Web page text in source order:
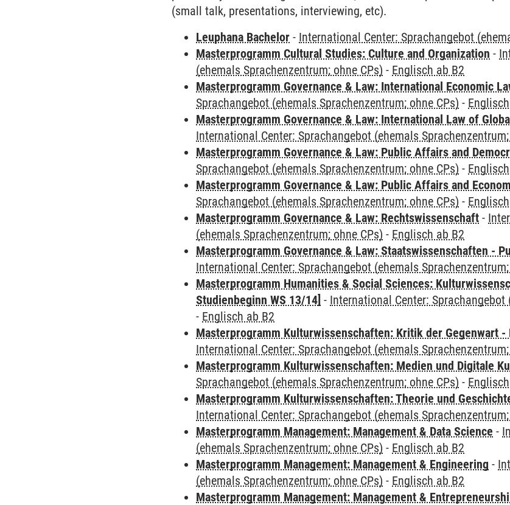
(small talk, presentations, interviewing, etc).
Leuphana Bachelor - International Center: Sprachangebot
Masterprogramm Cultural Studies: Culture and Organization -
(ehemals Sprachenzentrum; ohne CPs) - Englisch ab B2
Masterprogramm Governance & Law: International Economic
Sprachangebot (ehemals Sprachenzentrum; ohne CPs) -
Masterprogramm Governance & Law: International Law of
International Center: Sprachangebot (ehemals
Masterprogramm Governance & Law: Public Affairs and
Sprachangebot (ehemals Sprachenzentrum; ohne CPs) -
Masterprogramm Governance & Law: Public Affairs and
Sprachangebot (ehemals Sprachenzentrum; ohne CPs) -
Masterprogramm Governance & Law: Rechtswissenschaft -
(ehemals Sprachenzentrum; ohne CPs) - Englisch ab B2
Masterprogramm Governance & Law: Staatswissenschaften -
International Center: Sprachangebot (ehemals
Masterprogramm Humanities & Social Sciences:
Studienbeginn WS 13/14] - International Center: Sprachangebot
- Englisch ab B2
Masterprogramm Kulturwissenschaften: Kritik der Gegenwart -
International Center: Sprachangebot (ehemals
Masterprogramm Kulturwissenschaften: Medien und Digitale
Sprachangebot (ehemals Sprachenzentrum; ohne CPs) -
Masterprogramm Kulturwissenschaften: Theorie und
International Center: Sprachangebot (ehemals
Masterprogramm Management: Management & Data Science -
(ehemals Sprachenzentrum; ohne CPs) - Englisch ab B2
Masterprogramm Management: Management & Engineering -
(ehemals Sprachenzentrum; ohne CPs) - Englisch ab B2
Masterprogramm Management: Management &